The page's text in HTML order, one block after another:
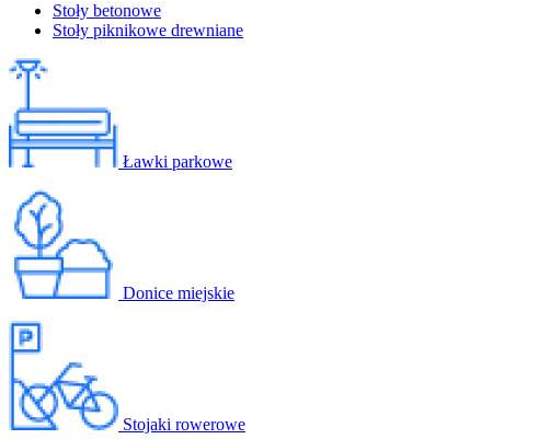
Stoły betonowe
Stoły piknikowe drewniane
Ławki parkowe
Donice miejskie
Stojaki rowerowe